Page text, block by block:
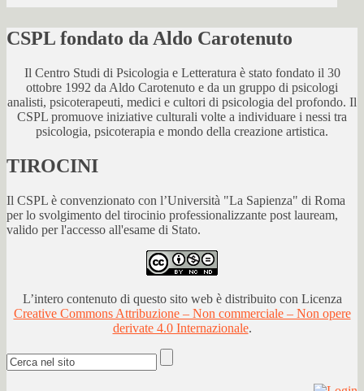
CSPL fondato da Aldo Carotenuto
Il Centro Studi di Psicologia e Letteratura è stato fondato il 30
ottobre 1992 da Aldo Carotenuto e da un gruppo di psicologi
analisti, psicoterapeuti, medici e cultori di psicologia del profondo. Il
CSPL promuove iniziative culturali volte a individuare i nessi tra
psicologia, psicoterapia e mondo della creazione artistica.
TIROCINI
Il CSPL è convenzionato con l’Università "La Sapienza" di Roma
per lo svolgimento del tirocinio professionalizzante post lauream,
valido per l'accesso all'esame di Stato.
L’intero contenuto di questo sito web è distribuito con Licenza
Creative Commons Attribuzione – Non commerciale – Non opere
derivate 4.0 Internazionale.